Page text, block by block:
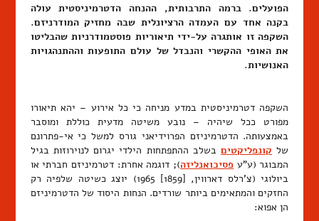
הפועלים. ברמה התרבותית, ההנחה הדטרמיניסטית עולה
בקנה אחד עם העמדה הרציונלית שבה מחזיק המודרניזם.
השקפה זו אותגרה על-ידי תיאוריות פוסטמודרניות שהבליטו
את האופי ההקשרי והנבדל של עולם התופעות וההתנהגויות
האנושיות.
השקפה דטרמיניסטית במדע מניחה כי כל אירוע – יהא תיאורו
מפורט ככל שיהיה – נובע משיטה מדעית כוללת ומוסבר
באמצעותה. הדטרמיניזם הפרוידיאני גורס למשל כי אי-פתרונם
של קונפליקטיםבשלב ההתפתחות הילדי יגרום לנוירוזות בגיל
המבוגר (ע"ע פסיכואנליזה); דוגמה אחרת: דטרמיניזם חברתי או
ביולוגי (צ'רלס דארווין, [1859] 1965) יוצג כשיטה שלפיה רק
החזקים והמתאימים ביותר שורדים. הנחות היסוד של הדטרמיניזם
הן אפוא: